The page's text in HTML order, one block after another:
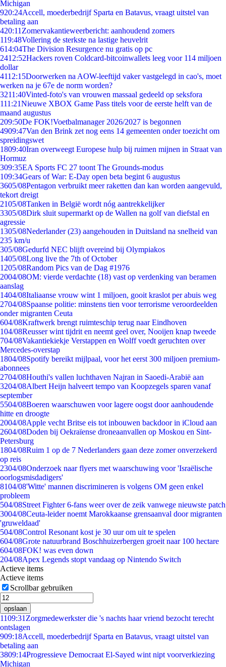
Michigan
920:24Accell, moederbedrijf Sparta en Batavus, vraagt uitstel van
betaling aan
420:11 Zomervakantieweerbericht: aanhoudend zomers
119:48Vollering de sterkste na lastige heuvelrit
614:04The Division Resurgence nu gratis op pc
2412:52Hackers roven Coldcard-bitcoinwallets leeg voor 114 miljoen
dollar
4112:15Doorwerken na AOW-leeftijd vaker vastgelegd in cao's, moet
werken na je 67e de norm worden?
3211:40Vinted-foto's van vrouwen massaal gedeeld op seksfora
111:21Nieuwe XBOX Game Pass titels voor de eerste helft van de
maand augustus
209:50De FOK!Voetbalmanager 2026/2027 is begonnen
4909:47Van den Brink zet nog eens 14 gemeenten onder toezicht om
spreidingswet
1809:40Iran overweegt Europese hulp bij ruimen mijnen in Straat van
Hormuz
309:35EA Sports FC 27 toont The Grounds-modus
109:34Gears of War: E-Day open beta begint 6 augustus
3605/08Pentagon verbruikt meer raketten dan kan worden aangevuld,
tekort dreigt
2105/08Tanken in België wordt nóg aantrekkelijker
3305/08Dirk sluit supermarkt op de Wallen na golf van diefstal en
agressie
1305/08Nederlander (23) aangehouden in Duitsland na snelheid van
235 km/u
305/08Gedurfd NEC blijft overeind bij Olympiakos
1405/08Long live the 7th of October
1205/08Random Pics van de Dag #1976
2004/08OM: vierde verdachte (18) vast op verdenking van beramen
aanslag
1404/08Italiaanse vrouw wint 1 miljoen, gooit kraslot per abuis weg
2704/08Spaanse politie: minstens tien voor terrorisme veroordeelden
onder migranten Ceuta
604/08Kraftwerk brengt ruimteschip terug naar Eindhoven
104/08Reusser wint tijdrit en neemt geel over, Nooijen knap tweede
704/08Vakantiekiekje Verstappen en Wolff voedt geruchten over
Mercedes-overstap
1804/08Spotify bereikt mijlpaal, voor het eerst 300 miljoen premium-
abonnees
2704/08Houthi's vallen luchthaven Najran in Saoedi-Arabië aan
3204/08Albert Heijn halveert tempo van Koopzegels sparen vanaf
september
5504/08Boeren waarschuwen voor lagere oogst door aanhoudende
hitte en droogte
2004/08Apple vecht Britse eis tot inbouwen backdoor in iCloud aan
2604/08Doden bij Oekraïense droneaanvallen op Moskou en Sint-
Petersburg
1804/08Ruim 1 op de 7 Nederlanders gaan deze zomer onverzekerd
op reis
2304/08Onderzoek naar flyers met waarschuwing voor 'Israëlische
oorlogsmisdadigers'
8104/08'Witte' mannen discrimineren is volgens OM geen enkel
probleem
504/08Street Fighter 6-fans weer over de zeik vanwege nieuwste patch
3004/08Ceuta-leider noemt Marokkaanse grensaanval door migranten
'gruweldaad'
504/08Control Resonant kost je 30 uur om uit te spelen
604/08Grote natuurbrand Boschhuizerbergen groeit naar 100 hectare
604/08FOK! was even down
204/08Apex Legends stopt vandaag op Nintendo Switch
Actieve items
Actieve items
Scrollbar gebruiken
opslaan
1109:31 Zorgmedewerkster die 's nachts haar vriend bezocht terecht
ontslagen
909:18Accell, moederbedrijf Sparta en Batavus, vraagt uitstel van
betaling aan
3809:14Progressieve Democraat El-Sayed wint nipt voorverkiezing
Michigan